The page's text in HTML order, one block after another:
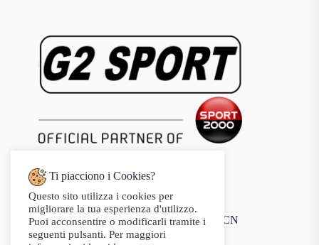
Indirizzo:
Via Audisio, 26, 12042 Bra CN
Telefono:
Ti piacciono i Cookies?
Questo sito utilizza i cookies per
migliorare la tua esperienza d'utilizzo.
Puoi acconsentire o modificarli tramite i
seguenti pulsanti. Per maggiori